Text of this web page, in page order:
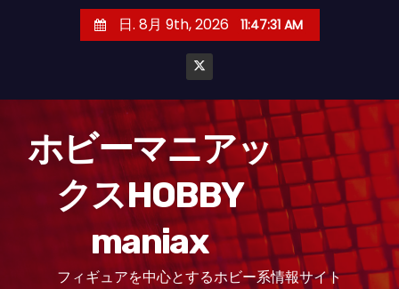
日. 8月 9th, 2026 11:47:32 AM
ホビーマニアッ
クスHOBBY
maniax
フィギュアを中心とするホビー系情報サイト